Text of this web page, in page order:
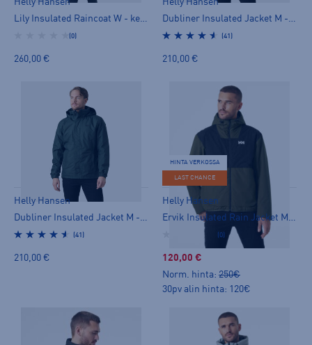
Helly Hansen
Lily Insulated Raincoat W - kevytvanutakki
(0)
260,00 €
Helly Hansen
Dubliner Insulated Jacket M - kevytvanutakki
(41)
210,00 €
Helly Hansen
Dubliner Insulated Jacket M - kevytvanutakki
(41)
210,00 €
HINTA VERKOSSA
LAST CHANCE
Helly Hansen
Ervik Insulated Rain Jacket M - kevytvanutakki
(0)
120,00 €
Norm. hinta: 250€
30pv alin hinta: 120€